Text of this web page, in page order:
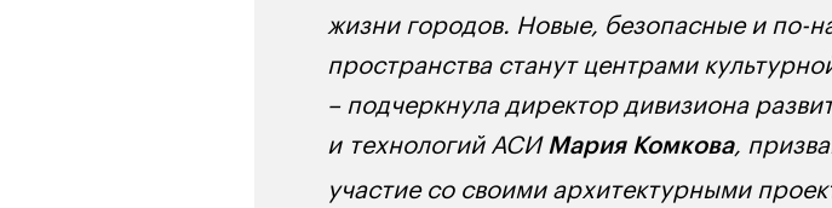
жизни городов. Новые, безопасные и по-
пространства станут центрами
– подчеркнула директор дивизиона
и технологий АСИ Мария Комкова,
участие со своими архитектурными